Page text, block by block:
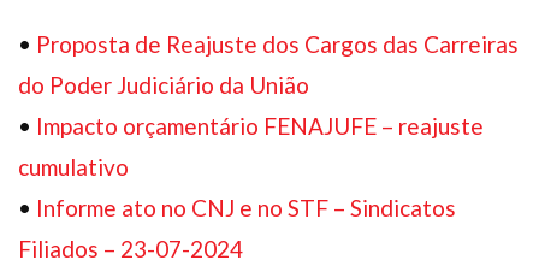
• Proposta de Reajuste dos Cargos das Carreiras
do Poder Judiciário da União
• Impacto orçamentário FENAJUFE – reajuste
cumulativo
• Informe ato no CNJ e no STF – Sindicatos
Filiados – 23-07-2024